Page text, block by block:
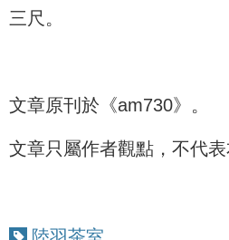
三尺。
文章原刊於《am730》。
文章只屬作者觀點，不代表